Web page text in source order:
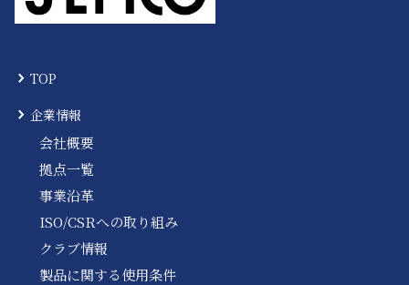
TOP
企業情報
会社概要
拠点一覧
事業沿革
ISO/CSRへの取り組み
クラブ情報
製品に関する使用条件